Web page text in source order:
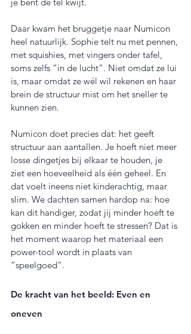
Daar kwam het bruggetje naar Numicon
heel natuurlijk. Sophie telt nu met pennen,
met squishies, met vingers onder tafel,
soms zelfs “in de lucht”. Niet omdat ze lui
is, maar omdat ze wél wil rekenen en haar
brein de structuur mist om het sneller te
kunnen zien.
Numicon doet precies dat: het geeft
structuur aan aantallen. Je hoeft niet meer
losse dingetjes bij elkaar te houden, je
ziet een hoeveelheid als één geheel. En
dat voelt ineens niet kinderachtig, maar
slim. We dachten samen hardop na: hoe
kan dit handiger, zodat jij minder hoeft te
gokken en minder hoeft te stressen? Dat is
het moment waarop het materiaal een
power-tool wordt in plaats van
“speelgoed”.
De kracht van het beeld: Even en
oneven